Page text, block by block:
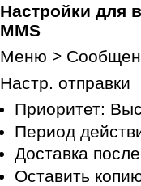
Настройки для
MMS
Меню >
Настр. отправки
Приоритет:
Период
Доставка
Оставить